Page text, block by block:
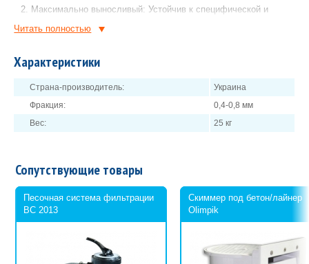
Максимально выносливый: Устойчив к специфической и
(бассейны) и DIN 4924 (скважины).
партии проходят жесткий контроль.
Фракция: 0,4-0,8.
Читать полностью
Характеристики
Страна-производитель:
Украина
Фракция:
0,4-0,8 мм
Вес:
25 кг
Сопутствующие товары
Песочная система фильтрации
BC 2013
Скиммер под бетон/лайнер
Olimpik